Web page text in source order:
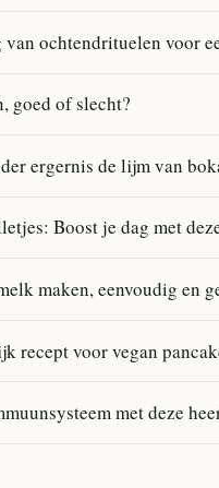
van ochtendrituelen voor
goed of slecht?
ergernis de lijm van
Boost je dag met
maken, eenvoudig en
recept voor vegan
met deze